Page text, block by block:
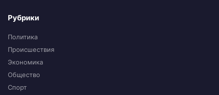
Рубрики
Политика
Происшествия
Экономика
Общество
Спорт